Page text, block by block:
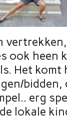
ook heen
Het
erg
lokale